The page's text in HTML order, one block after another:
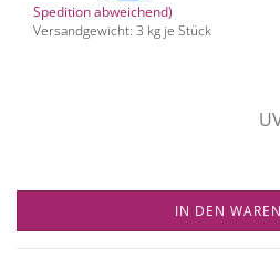
Spedition abweichend)
Versandgewicht: 3 kg je Stück
IN DEN